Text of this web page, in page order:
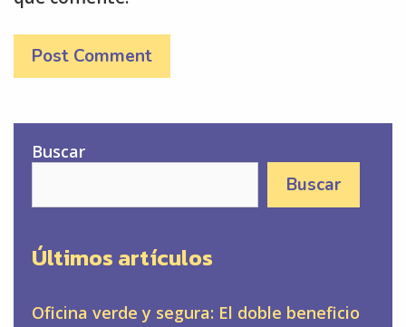
Buscar
Buscar
Últimos artículos
Oficina verde y segura: El doble beneficio